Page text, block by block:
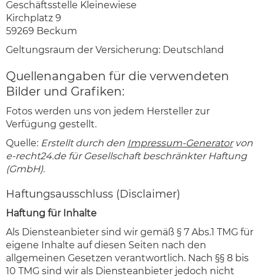
Geschäftsstelle Kleinewiese
Kirchplatz 9
59269 Beckum
Geltungsraum der Versicherung: Deutschland
Quellenangaben für die verwendeten
Bilder und Grafiken:
Fotos werden uns von jedem Hersteller zur
Verfügung gestellt.
Quelle: Erstellt durch den Impressum-Generatorvon
e-recht24.de für Gesellschaft beschränkter Haftung
(GmbH).
Haftungsausschluss (Disclaimer)
Haftung für Inhalte
Als Diensteanbieter sind wir gemäß § 7 Abs.1 TMG für
eigene Inhalte auf diesen Seiten nach den
allgemeinen Gesetzen verantwortlich. Nach §§ 8 bis
10 TMG sind wir als Diensteanbieter jedoch nicht